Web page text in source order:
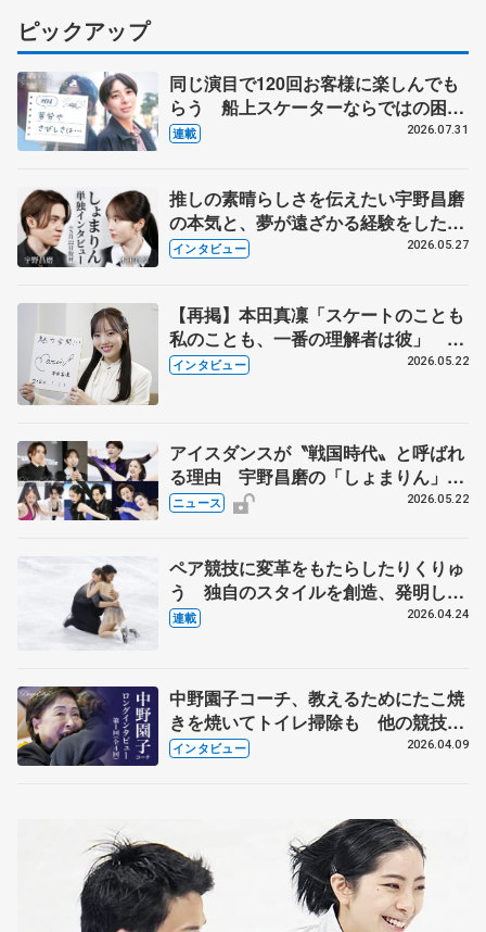
ピックアップ
同じ演目で120回お客様に楽しんでも
らう 船上スケーターならではの困難
とは 影響あったPIW前キャプテン松
連載 2026.07.31
推しの素晴らしさを伝えたい宇野昌磨
の本気と、夢が遠ざかる経験をした本
田真凜の覚悟
インタビュー 2026.05.27
【再掲】本田真凜「スケートのことも
私のことも、一番の理解者は彼」 引
退時の単独インタビューで語った競技
インタビュー 2026.05.22
アイスダンスが〝戦国時代〟と呼ばれ
る理由 宇野昌磨の「しょまりん」ら
実力者が相次いで参戦 国内の競争激
ニュース 2026.05.22
ペア競技に変革をもたらしたりくりゅ
う 独自のスタイルを創造、発明した
【引退発表後②】
連載 2026.04.24
中野園子コーチ、教えるためにたこ焼
きを焼いてトイレ掃除も 他の競技に
も通用するという坂本花織の筋肉
インタビュー 2026.04.09